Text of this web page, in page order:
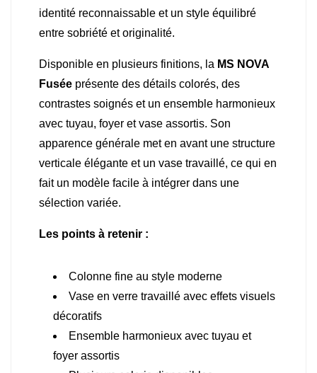
identité reconnaissable et un style équilibré
entre sobriété et originalité.
Disponible en plusieurs finitions, la MS NOVA
Fusée présente des détails colorés, des
contrastes soignés et un ensemble harmonieux
avec tuyau, foyer et vase assortis. Son
apparence générale met en avant une structure
verticale élégante et un vase travaillé, ce qui en
fait un modèle facile à intégrer dans une
sélection variée.
Les points à retenir :
Colonne fine au style moderne
Vase en verre travaillé avec effets visuels
décoratifs
Ensemble harmonieux avec tuyau et
foyer assortis